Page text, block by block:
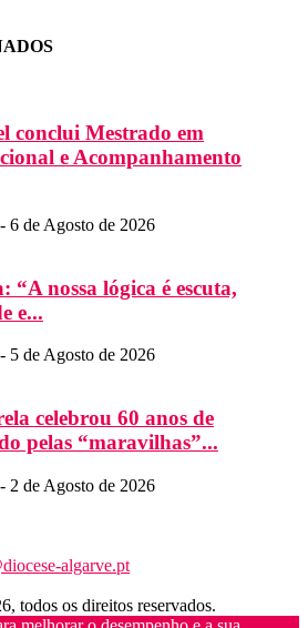
conclui Mestrado em
e Acompanhamento
- 6 de Agosto de 2026
“A nossa lógica é escuta,
e...
- 5 de Agosto de 2026
celebrou 60 anos de
pelas “maravilhas”...
- 2 de Agosto de 2026
algarve.pt
todos os direitos reservados.